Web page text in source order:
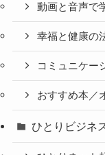
動画と音声で
幸福と健康の
コミュニケー
おすすめ本／
ひとりビジネ